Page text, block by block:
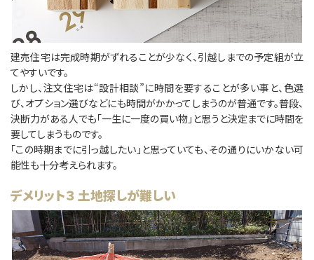
建売住宅は完成時期がずれることが少なく、引越しまでの予定組が立
てやすいです。
しかし、注文住宅は“設計相談”に時間を要することが多い事と、色選
び、オプション選びなどにも時間がかかってしまうのが普通です。普段、
決断力がある人でも「⼀生に⼀度の買い物」と思うと決定までに時間を
要してしまうものです。
「この時期までに引っ越したい」と思っていても、その通りにいかない可
能性も十分考えられます。
デメリット３ 土地探しが難しい